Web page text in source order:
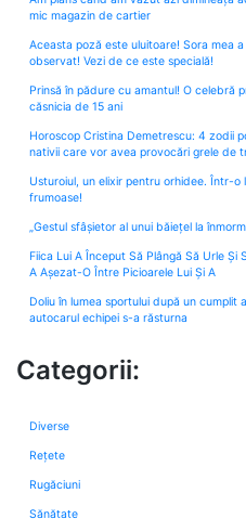
mic magazin de cartier
Aceasta poză este uluitoare! Sora mea
observat! Vezi de ce este specială!
Prinsă în pădure cu amantul! O celebră
căsnicia de 15 ani
Horoscop Cristina Demetrescu: 4 zodii
nativii care vor avea provocări grele de
Usturoiul, un elixir pentru orhidee. Într-o
frumoase!
„Gestul sfâșietor al unui băiețel la
Fiica Lui A Început Să Plângă Să Urle
A Așezat-O Între Picioarele Lui Și A
Doliu în lumea sportului după un
autocarul echipei s-a răsturna
Categorii:
Diverse
Rețete
Rugăciuni
Sănătate